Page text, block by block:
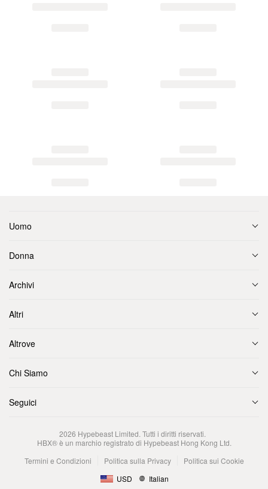
Uomo
Donna
Archivi
Altri
Altrove
Chi Siamo
Seguici
2026 Hypebeast Limited. Tutti i diritti riservati.
HBX® è un marchio registrato di Hypebeast Hong Kong Ltd.
Termini e Condizioni
Politica sulla Privacy
Politica sui Cookie
USD
Italian